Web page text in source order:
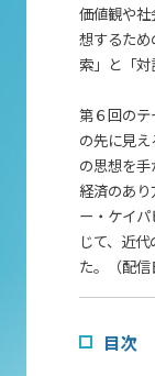
価値観や
想するた
索」と「対
第６回の
の先に見
の思想を
経済のあ
ー・ケイ
じて、近
た。（配信
目次